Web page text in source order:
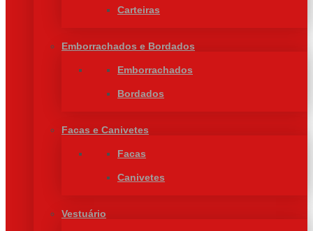
Carteiras
Emborrachados e Bordados
Emborrachados
Bordados
Facas e Canivetes
Facas
Canivetes
Vestuário